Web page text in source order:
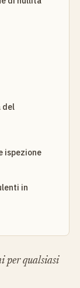
del
ispezione
in
per qualsiasi